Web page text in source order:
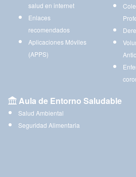
salud en internet
Enlaces
recomendados
Aplicaciones Móviles
(APPS)
Aula de Entorno Saludable
Salud Ambiental
Seguridad Alimentaria